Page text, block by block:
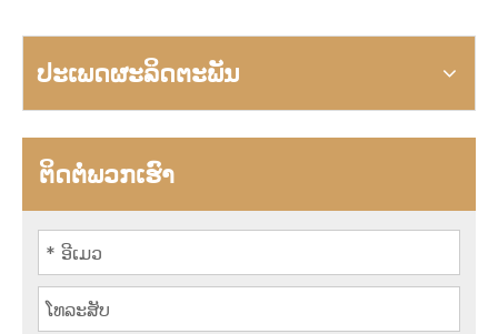
ປະເພດຜະລິດຕະພັນ
ຕິດຕໍ່ພວກເຮົາ